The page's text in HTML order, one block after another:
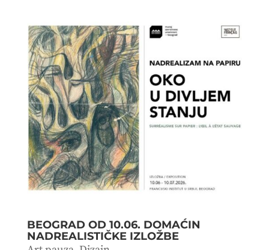
BEOGRAD OD 10.06. DOMAĆIN
NADREALISTIČKE IZLOŽBE